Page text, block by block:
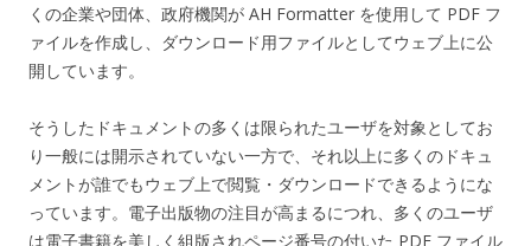
くの企業や団体、政府機関が AH Formatter を使用して PDF フ
ァイルを作成し、ダウンロード用ファイルとしてウェブ上に公
開しています。
そうしたドキュメントの多くは限られたユーザを対象としてお
り一般には開示されていない一方で、それ以上に多くのドキュ
メントが誰でもウェブ上で閲覧・ダウンロードできるようにな
っています。電子出版物の注目が高まるにつれ、多くのユーザ
は電子書籍を美しく組版されページ番号の付いた PDF ファイル